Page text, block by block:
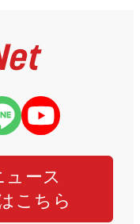
ース
こちら